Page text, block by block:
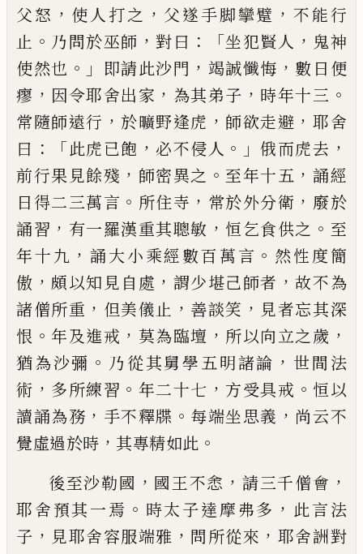
父怒 ， 使人打之 ， 父遂手脚攣躄 ， 不能行
止 。 乃問於巫師 ，對曰 ：「坐犯賢人 ， 鬼神
使然也 。」 即請此沙門 ， 竭誠懺悔 ， 數日便
瘳 ， 因令耶舍出家 ， 為其弟子 ， 時年十三 。
常隨師遠行 ， 於曠野逢虎 ， 師欲走避 ， 耶舍
曰 ：「此虎已飽 ， 必不侵人 。」俄而虎去 ，
前行果見餘殘 ， 師密異之 。 至年十五 ，誦經
日得二三萬言 。 所住寺 ， 常於外分衛 ， 廢於
誦習 ， 有一羅漢重其聰敏 ， 恒乞食供之 。 至
年十九 ，誦大小乘經數百萬言 。 然性度簡
傲 ，頗以知見自處 ， 謂少堪己師者 ，故不為
諸僧所重 ， 但美儀 止 ， 善談笑 ， 見者忘其深
恨 。 年及進戒 ， 莫為臨壇 ， 所以向立之歲 ，
猶為沙彌 。 乃從其舅學五明諸論 ， 世間法
術 ， 多所練習 。 年二十七 ， 方受具戒 。 恒以
讀誦為務 ， 手不釋牒 。 每端坐思義 ， 尚云不
覺虛過於時 ， 其專精如此 。
後至沙勒國 ， 國王不悆 ， 請三千僧會 ，
耶舍預其一焉 。 時太子達摩弗多 ， 此言法
子 ， 見耶舍容服端雅 ， 問所從來 ， 耶舍詶對